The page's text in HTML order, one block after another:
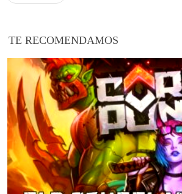
TE RECOMENDAMOS